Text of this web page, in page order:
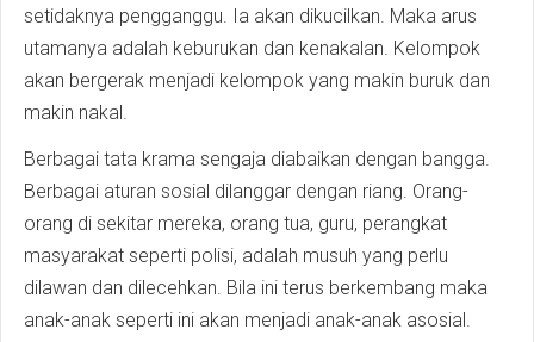
setidaknya pengganggu. Ia akan dikucilkan. Maka arus
utamanya adalah keburukan dan kenakalan. Kelompok
akan bergerak menjadi kelompok yang makin buruk dan
makin nakal.
Berbagai tata krama sengaja diabaikan dengan bangga.
Berbagai aturan sosial dilanggar dengan riang. Orang-
orang di sekitar mereka, orang tua, guru, perangkat
masyarakat seperti polisi, adalah musuh yang perlu
dilawan dan dilecehkan. Bila ini terus berkembang maka
anak-anak seperti ini akan menjadi anak-anak asosial.